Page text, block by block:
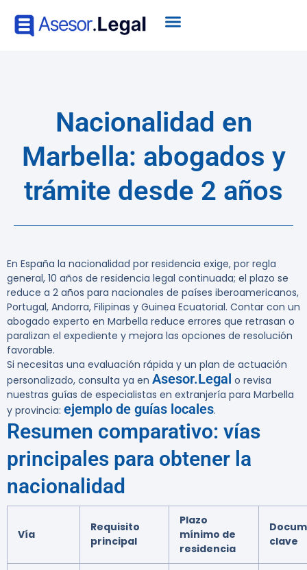
Nacionalidad en
Marbella: abogados y
trámite desde 2 años
En España la nacionalidad por residencia exige, por regla
general, 10 años de residencia legal continuada; el plazo se
reduce a 2 años para nacionales de países iberoamericanos,
Portugal, Andorra, Filipinas y Guinea Ecuatorial. Contar con un
abogado experto en Marbella reduce errores que retrasan o
paralizan el expediente y mejora las opciones de resolución
favorable.
Si necesitas una evaluación rápida y un plan de actuación
personalizado, consulta ya en Asesor.Legal o revisa
nuestras guías de especialistas en extranjería para Marbella
y provincia: ejemplo de guías locales.
Resumen comparativo: vías
principales para obtener la
nacionalidad
Vía
Requisito
principal
Plazo
mínimo de
residencia
clave